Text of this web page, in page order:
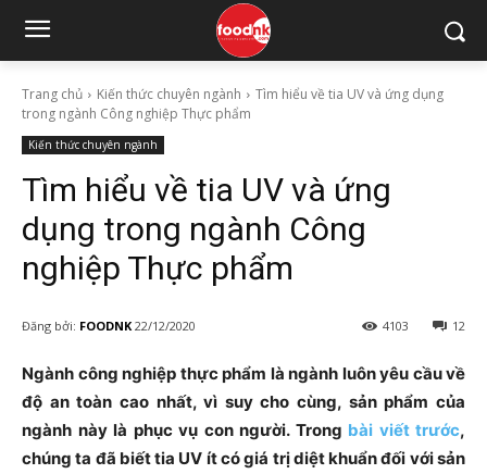
Trang chủ Kiến thức chuyên ngành
Tìm hiểu về tia UV và ứng dụng
trong ngành Công nghiệp Thực phẩm
Kiến thức chuyên ngành
Tìm hiểu về tia UV và ứng
dụng trong ngành Công
nghiệp Thực phẩm
Đăng bởi: FOODNK 22/12/2020 12
4103
Ngành công nghiệp thực phẩm là ngành luôn yêu cầu về
độ an toàn cao nhất, vì suy cho cùng, sản phẩm của
ngành này là phục vụ con người. Trong bài viết trước,
chúng ta đã biết tia UV ít có giá trị diệt khuẩn đối với sản